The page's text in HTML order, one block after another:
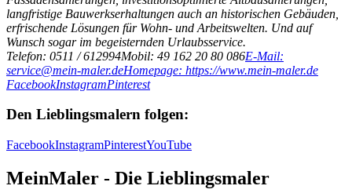
langfristige Bauwerkserhaltungen auch an historischen Gebäuden,
erfrischende Lösungen für Wohn- und Arbeitswelten. Und auf
Wunsch sogar im begeisternden Urlaubsservice.
Telefon: 0511 / 612994Mobil: 49 162 20 80 086E-Mail:
service@mein-maler.deHomepage: https://www.mein-maler.de
FacebookInstagramPinterest
Den Lieblingsmalern folgen:
FacebookInstagramPinterestYouTube
MeinMaler - Die Lieblingsmaler